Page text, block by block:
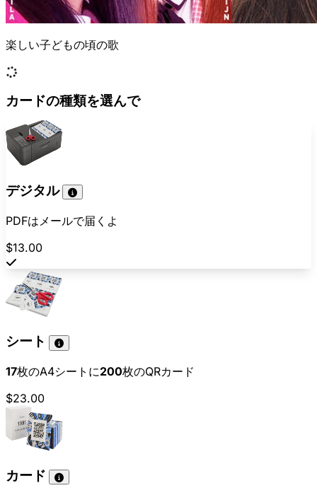
楽しい子どもの頃の歌
カードの種類を選んで
デジタル
PDFはメールで届くよ
$13.00
シート
17枚のA4シートに200枚のQRカード
$23.00
カード